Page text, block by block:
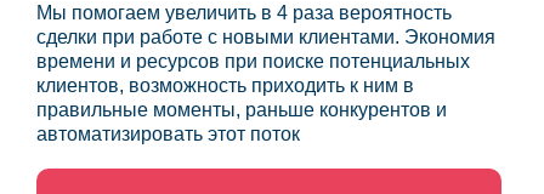
Мы помогаем увеличить в 4 раза вероятность
сделки при работе с новыми клиентами. Экономия
времени и ресурсов при поиске потенциальных
клиентов, возможность приходить к ним в
правильные моменты, раньше конкурентов и
автоматизировать этот поток